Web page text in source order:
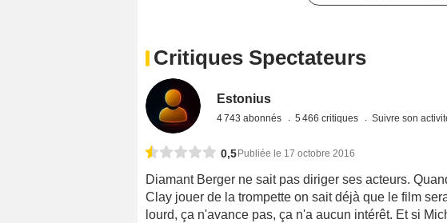
Critiques Spectateurs
Estonius
4 743 abonnés 5 466 critiques Suivre son
0,5 Publiée le 17 octobre 2016
Diamant Berger ne sait pas diriger ses acteurs.
Clay jouer de la trompette on sait déjà que le film
lourd, ça n'avance pas, ça n'a aucun intérêt. Et si